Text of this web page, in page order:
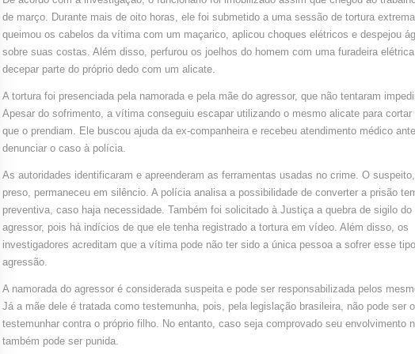
DIZ
POLÍCIA
de março. Durante mais de oito horas, ele foi submetido a uma sessão de tortura
queimou os cabelos da vítima com um maçarico, aplicou choques elétricos e despejou
sobre suas costas. Além disso, perfurou os joelhos do homem com uma furadeira
decepar parte do próprio dedo com um alicate.
A tortura foi presenciada pela namorada e pela mãe do agressor, que não tentaram
Apesar do sofrimento, a vítima conseguiu escapar utilizando o mesmo alicate para cortar
que o prendiam. Ele buscou ajuda da ex-companheira e recebeu atendimento médico
denunciar o caso à polícia.
As autoridades identificaram e apreenderam as ferramentas usadas no crime. O
preso, permaneceu em silêncio. A polícia analisa a possibilidade de converter a prisão
preventiva, caso haja necessidade. Também foi solicitado à Justiça a quebra de sigilo do
agressor, pois há indícios de que ele tenha registrado a tortura em vídeo. Além disso, os
investigadores acreditam que a vítima pode não ter sido a única pessoa a sofrer esse
agressão.
A namorada do agressor é considerada suspeita e pode ser responsabilizada pelos
Já a mãe dele é tratada como testemunha, pois, pela legislação brasileira, não pode ser
testemunhar contra o próprio filho. No entanto, caso seja comprovado seu envolvimento
também pode ser punida.